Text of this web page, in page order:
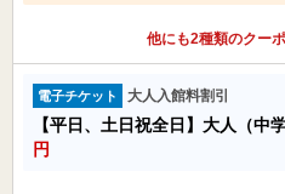
他にも2種類のクー
電子チケット 大人入館料割引
【平日、土日祝全日】大人（中
円